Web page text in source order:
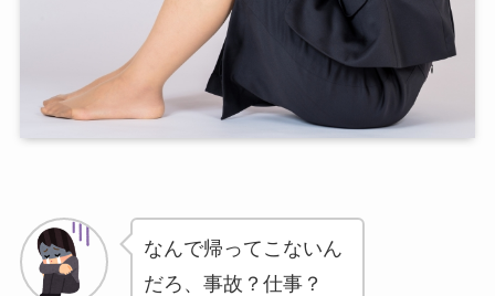
なんで帰ってこないん
だろ、事故？仕事？